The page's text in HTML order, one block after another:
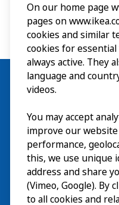
Wizyta
Odkrywaj
Bieżące
O nasEN
On our home page
pages on
cookies and similar
cookies for
always active. They
language and
videos.
You may accept
improve our
performance,
this, we use unique
address and share
(Vimeo, Google). By
to all cookies and